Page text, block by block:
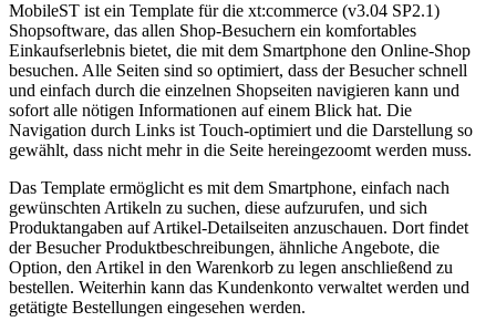
MobileST ist ein Template für die xt:commerce (v3.04 SP2.1)
Shopsoftware, das allen Shop-Besuchern ein komfortables
Einkaufserlebnis bietet, die mit dem Smartphone den Online-Shop
besuchen. Alle Seiten sind so optimiert, dass der Besucher schnell
und einfach durch die einzelnen Shopseiten navigieren kann und
sofort alle nötigen Informationen auf einem Blick hat. Die
Navigation durch Links ist Touch-optimiert und die Darstellung so
gewählt, dass nicht mehr in die Seite hereingezoomt werden muss.
Das Template ermöglicht es mit dem Smartphone, einfach nach
gewünschten Artikeln zu suchen, diese aufzurufen, und sich
Produktangaben auf Artikel-Detailseiten anzuschauen. Dort findet
der Besucher Produktbeschreibungen, ähnliche Angebote, die
Option, den Artikel in den Warenkorb zu legen anschließend zu
bestellen. Weiterhin kann das Kundenkonto verwaltet werden und
getätigte Bestellungen eingesehen werden.